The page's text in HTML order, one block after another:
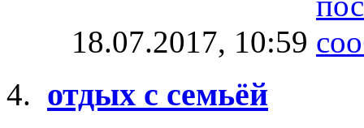
18.07.2017, 10:59
отдых с семьёй